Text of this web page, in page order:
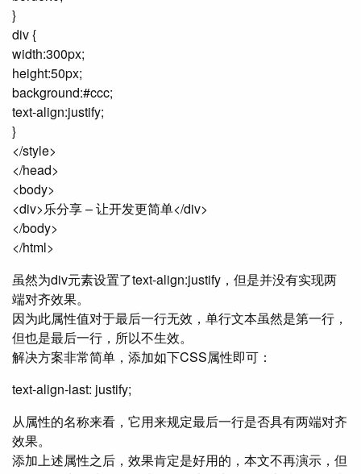
}
div {
width:300px;
height:50px;
background:#ccc;
text-align:justify;
}
</style>
</head>
<body>
<div>乐分享 – 让开发更简单</div>
</body>
</html>
虽然为div元素设置了text-align:justify，但是并没有实现两
端对齐效果。
因为此属性值对于最后一行无效，单行文本虽然是第一行，
但也是最后一行，所以不生效。
解决方案非常简单，添加如下CSS属性即可：
text-align-last: justify;
从属性的名称来看，它用来规定最后一行是否具有两端对齐
效果。
添加上述属性之后，效果肯定是好用的，本文不再演示，但